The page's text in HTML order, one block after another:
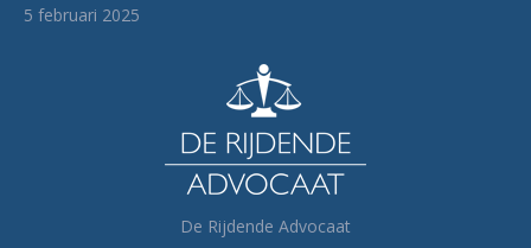
5 februari 2025
De Rijdende Advocaat